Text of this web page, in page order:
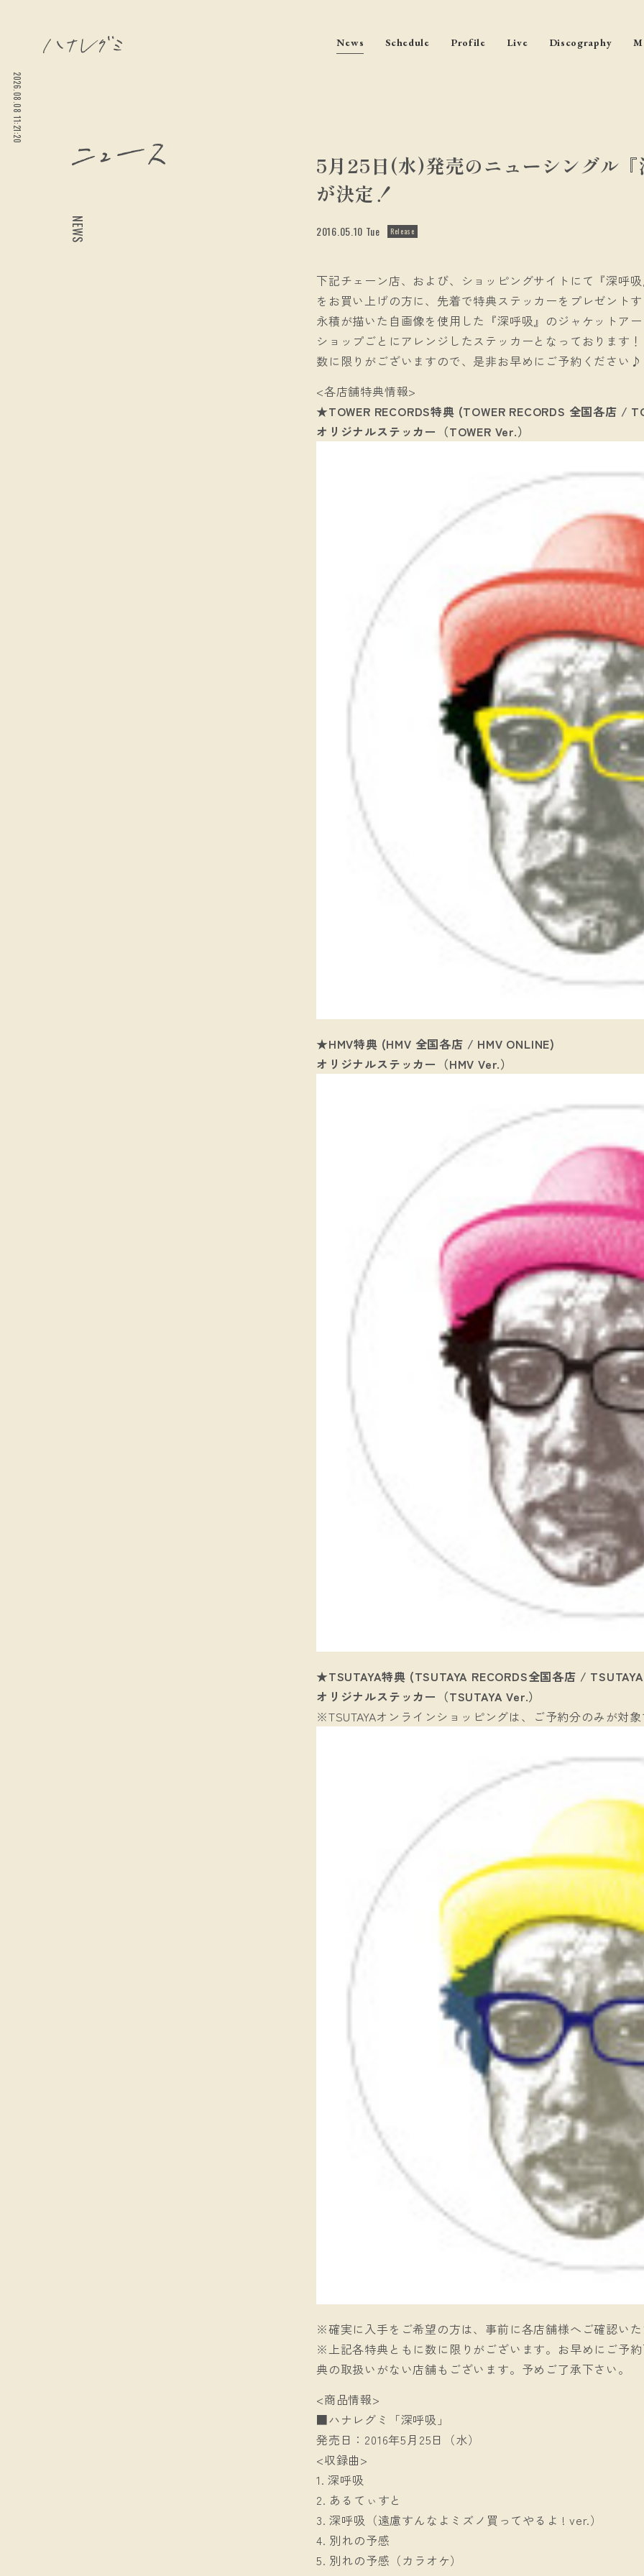
News Schedule Profile Live Discography
2026.08.08 11:21:22
NEWS
5月25日(水)発売のニューシングル
が決定！
2016.05.10 Tue Release
下記チェーン店、および、ショッピングサイトにて『深呼
をお買い上げの方に、先着で特典ステッカーをプレゼント
永積が描いた自画像を使用した『深呼吸』のジャケットア
ショップごとにアレンジしたステッカーとなっております！
数に限りがございますので、是非お早めにご予約ください♪
<各店舗特典情報>
★TOWER RECORDS特典 (TOWER RECORDS 全国各店 /
オリジナルステッカー（TOWER Ver.）
★HMV特典 (HMV 全国各店 / HMV ONLINE)
オリジナルステッカー（HMV Ver.）
★TSUTAYA特典 (TSUTAYA RECORDS全国各店 /
オリジナルステッカー（TSUTAYA Ver.）
※TSUTAYAオンラインショッピングは、ご予約分のみが対
※確実に入手をご希望の方は、事前に各店舗様へご確認い
※上記各特典ともに数に限りがございます。お早めにご予
典の取扱いがない店舗もございます。予めご了承下さい。
<商品情報>
■ハナレグミ「深呼吸」
発売日：2016年5月25日（水）
<収録曲>
1. 深呼吸
2. あるてぃすと
3. 深呼吸（遠慮すんなよミズノ買ってやるよ ! ver.）
4. 別れの予感
5. 別れの予感（カラオケ）